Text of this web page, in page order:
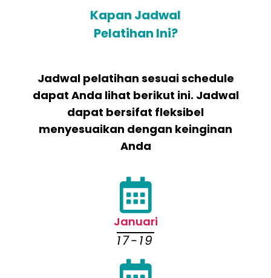
Kapan Jadwal
Pelatihan Ini?
Jadwal pelatihan sesuai schedule
dapat Anda lihat berikut ini. Jadwal
dapat bersifat fleksibel
menyesuaikan dengan keinginan
Anda
Januari
17-19